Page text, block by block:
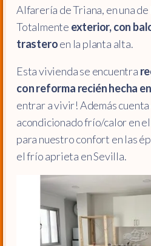
Alfarería de Triana, en una de
Totalmente exterior, con
trasteroen la planta alta.
Esta vivienda se encuentra
con reforma recién hecha
entrar a vivir! Además
acondicionado frío/calor en
para nuestro confort en las
el frío aprieta en Sevilla.